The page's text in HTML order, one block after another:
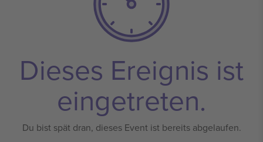
Dieses Ereignis ist
eingetreten.
Du bist spät dran, dieses Event ist bereits abgelaufen.